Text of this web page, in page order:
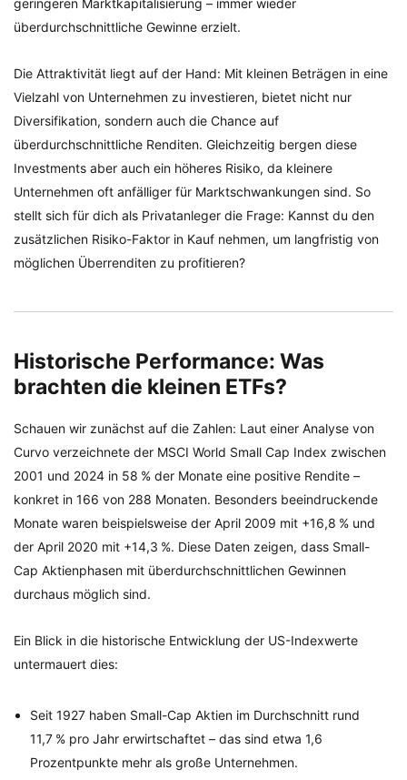
geringeren Marktkapitalisierung – immer wieder
überdurchschnittliche Gewinne erzielt.
Die Attraktivität liegt auf der Hand: Mit kleinen Beträgen in eine
Vielzahl von Unternehmen zu investieren, bietet nicht nur
Diversifikation, sondern auch die Chance auf
überdurchschnittliche Renditen. Gleichzeitig bergen diese
Investments aber auch ein höheres Risiko, da kleinere
Unternehmen oft anfälliger für Marktschwankungen sind. So
stellt sich für dich als Privatanleger die Frage: Kannst du den
zusätzlichen Risiko-Faktor in Kauf nehmen, um langfristig von
möglichen Überrenditen zu profitieren?
Historische Performance: Was
brachten die kleinen ETFs?
Schauen wir zunächst auf die Zahlen: Laut einer Analyse von
Curvo verzeichnete der MSCI World Small Cap Index zwischen
2001 und 2024 in 58 % der Monate eine positive Rendite –
konkret in 166 von 288 Monaten. Besonders beeindruckende
Monate waren beispielsweise der April 2009 mit +16,8 % und
der April 2020 mit +14,3 %. Diese Daten zeigen, dass Small-
Cap Aktienphasen mit überdurchschnittlichen Gewinnen
durchaus möglich sind.
Ein Blick in die historische Entwicklung der US-Indexwerte
untermauert dies:
Seit 1927 haben Small-Cap Aktien im Durchschnitt rund
11,7 % pro Jahr erwirtschaftet – das sind etwa 1,6
Prozentpunkte mehr als große Unternehmen.